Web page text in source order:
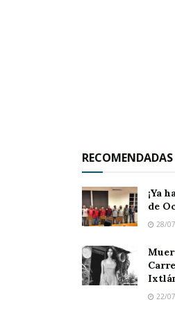
ERIKA LLAMAS Y
está despertando mucha
La señora Érika dio a
para celebrar el Día del
mucho amor y ánimo por
RECOMENDADAS
¡Ya
de
28/
22/